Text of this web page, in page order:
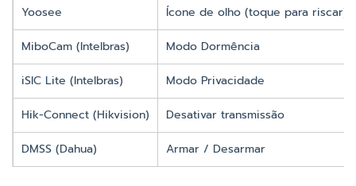
Yoosee Ícone de olho (toque para riscar)
MiboCam (Intelbras) Modo Dormência
iSIC Lite (Intelbras) Modo Privacidade
Hik-Connect (Hikvision) Desativar transmissão
DMSS (Dahua) Armar / Desarmar